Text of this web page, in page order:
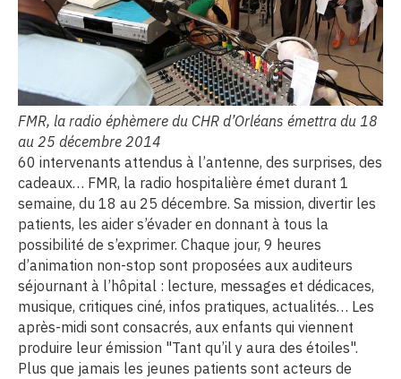
FMR, la radio éphèmere du CHR d’Orléans émettra du 18
au 25 décembre 2014
60 intervenants attendus à l’antenne, des surprises, des
cadeaux… FMR, la radio hospitalière émet durant 1
semaine, du 18 au 25 décembre. Sa mission, divertir les
patients, les aider s’évader en donnant à tous la
possibilité de s’exprimer. Chaque jour, 9 heures
d’animation non-stop sont proposées aux auditeurs
séjournant à l’hôpital : lecture, messages et dédicaces,
musique, critiques ciné, infos pratiques, actualités… Les
après-midi sont consacrés, aux enfants qui viennent
produire leur émission "Tant qu’il y aura des étoiles".
Plus que jamais les jeunes patients sont acteurs de